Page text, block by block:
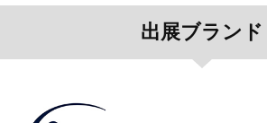
出展ブランド